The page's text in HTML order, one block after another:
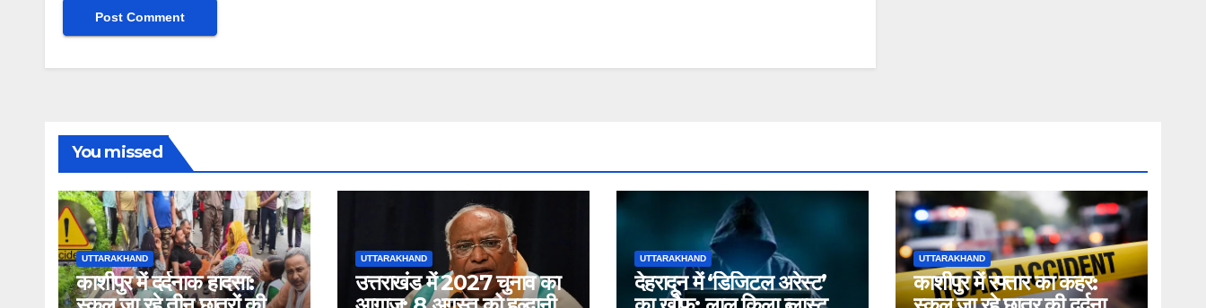
You missed
UTTARAKHAND
काशीपुर में दर्दनाक हादसा:
UTTARAKHAND
उत्तराखंड में 2027 चुनाव का
UTTARAKHAND
देहरादून में ‘डिजिटल अरेस्ट’
UTTARAKHAND
काशीपुर में रफ्तार का कहर: